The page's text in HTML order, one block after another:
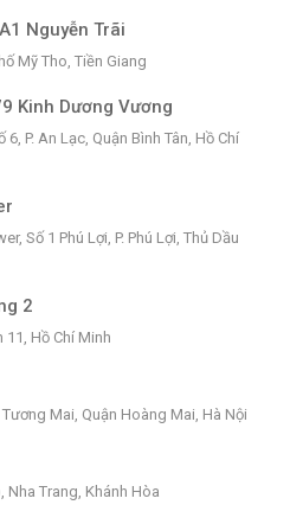
Nguyễn Trãi
Mỹ Tho, Tiền Giang
Kinh Dương Vương
P. An Lạc, Quận Bình Tân, Hồ Chí
Số 1 Phú Lợi, P. Phú Lợi, Thủ Dầu
2
11, Hồ Chí Minh
Mai, Quận Hoàng Mai, Hà Nội
Nha Trang, Khánh Hòa